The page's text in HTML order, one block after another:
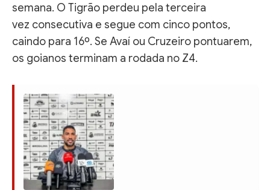
semana. O Tigrão perdeu pela terceira
vez consecutiva e segue com cinco pontos,
caindo para 16º. Se Avaí ou Cruzeiro pontuarem,
os goianos terminam a rodada no Z4.